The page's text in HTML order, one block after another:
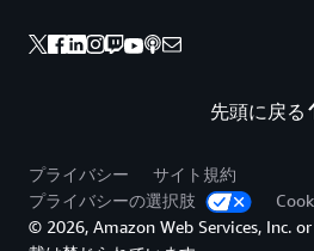
先頭に戻る
プライバシー
サイト規約
プライバシーの選択肢
© 2026, Amazon Web Services, Inc.